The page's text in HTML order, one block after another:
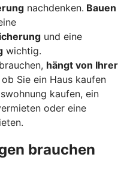
nachdenken. Bauen
und eine
wichtig.
hängt von Ihrer
ob Sie ein Haus kaufen
kaufen, ein
oder eine
brauchen